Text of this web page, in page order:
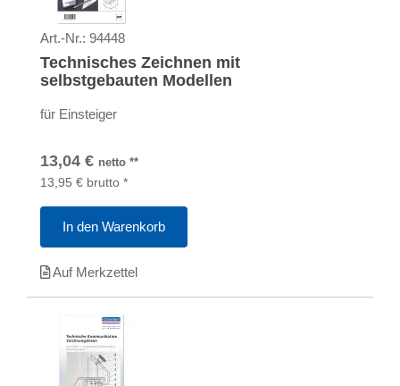
Art.-Nr.: 94448
Technisches Zeichnen mit
selbstgebauten Modellen
für Einsteiger
13,04 € netto **
13,95 € brutto *
In den Warenkorb
Auf Merkzettel